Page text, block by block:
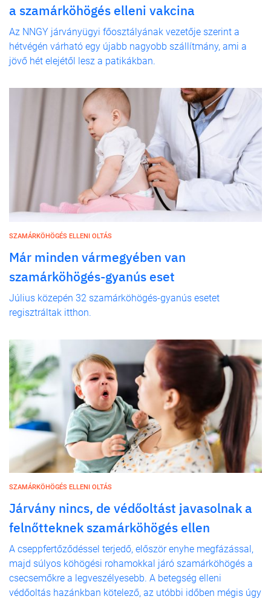
a szamárköhögés elleni vakcina
Az NNGY járványügyi főosztályának vezetője szerint a
hétvégén várható egy újabb nagyobb szállítmány, ami a
jövő hét elejétől lesz a patikákban.
SZAMÁRKÖHÖGÉS ELLENI OLTÁS
Már minden vármegyében van
szamárköhögés-gyanús eset
Július közepén 32 szamárköhögés-gyanús esetet
regisztráltak itthon.
SZAMÁRKÖHÖGÉS ELLENI OLTÁS
Járvány nincs, de védőoltást javasolnak a
felnőtteknek szamárköhögés ellen
A cseppfertőződéssel terjedő, először enyhe megfázással,
majd súlyos köhögési rohamokkal járó szamárköhögés a
csecsemőkre a legveszélyesebb. A betegség elleni
védőoltás hazánkban kötelező, az utóbbi időben mégis úgy